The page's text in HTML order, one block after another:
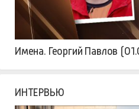
Имена. Георгий Павлов
ИНТЕРВЬЮ